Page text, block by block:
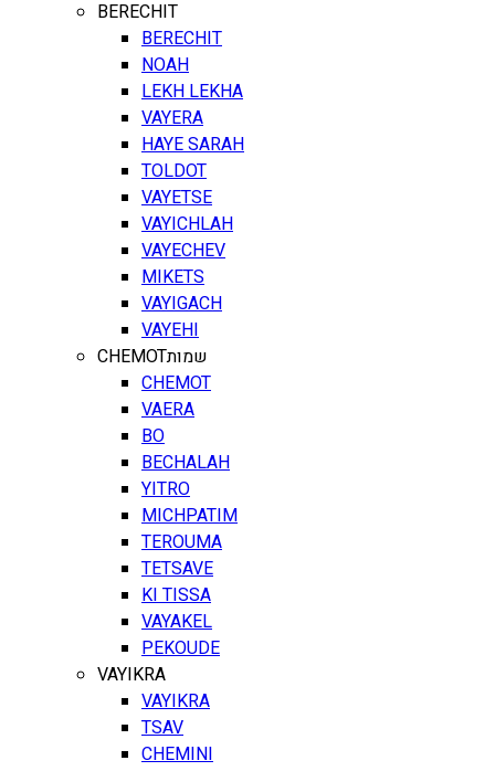
BERECHIT
BERECHIT
NOAH
LEKH LEKHA
VAYERA
HAYE SARAH
TOLDOT
VAYETSE
VAYICHLAH
VAYECHEV
MIKETS
VAYIGACH
VAYEHI
CHEMOTשמות
CHEMOT
VAERA
BO
BECHALAH
YITRO
MICHPATIM
TEROUMA
TETSAVE
KI TISSA
VAYAKEL
PEKOUDE
VAYIKRA
VAYIKRA
TSAV
CHEMINI